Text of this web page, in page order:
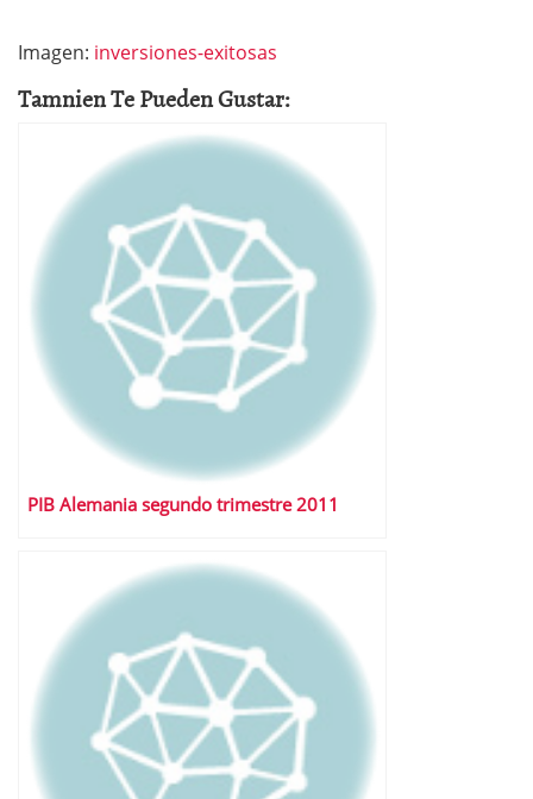
Imagen: inversiones-exitosas
Tamnien Te Pueden Gustar:
PIB Alemania segundo trimestre 2011